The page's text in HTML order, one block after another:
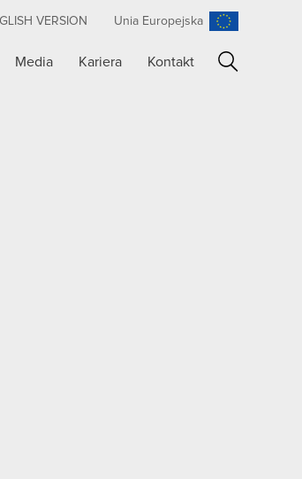
VERSION Unia Europejska
Media Kariera Kontakt